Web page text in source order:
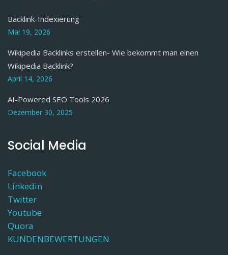
Backlink-Indexierung
Mai 19, 2026
Wikipedia Backlinks erstellen- Wie bekommt man einen
Wikipedia Backlink?
April 14, 2026
AI-Powered SEO Tools 2026
Dezember 30, 2025
Social Media
Facebook
Linkedin
Twitter
Youtube
Quora
KUNDENBEWERTUNGEN